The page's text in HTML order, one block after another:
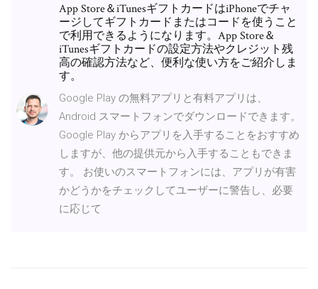
App Store＆iTunesギフトカードはiPhoneでチャ
ージしてギフトカードまたはコードを使うこと
で利用できるようになります。App Store＆
iTunesギフトカードの設定方法やクレジット残
高の確認方法など、便利な使い方をご紹介しま
す。
Google Play の無料アプリと有料アプリは、
Android スマートフォンでダウンロードできます。
Google Play からアプリを入手することをおすすめ
しますが、他の提供元から入手することもできま
す。 お使いのスマートフォンには、アプリが有害
かどうかをチェックしてユーザーに警告し、必要
に応じて